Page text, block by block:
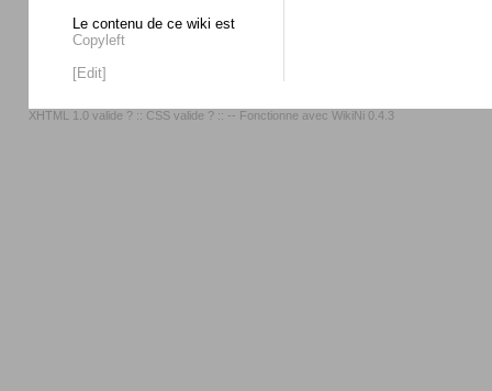
Le contenu de ce wiki est
Copyleft
[Edit]
XHTML 1.0 valide ? :: CSS valide ? :: -- Fonctionne avec WikiNi 0.4.3